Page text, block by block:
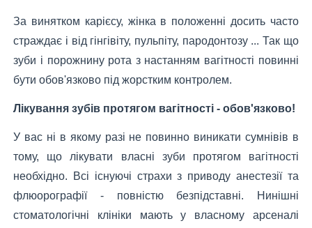
За винятком карієсу, жінка в положенні досить часто
страждає і від гінгівіту, пульпіту, пародонтозу ... Так що
зуби і порожнину рота з настанням вагітності повинні
бути обов'язково під жорстким контролем.
Лікування зубів протягом вагітності - обов'язково!
У вас ні в якому разі не повинно виникати сумнівів в
тому, що лікувати власні зуби протягом вагітності
необхідно. Всі існуючі страхи з приводу анестезії та
флюорографії - повністю безпідставні. Нинішні
стоматологічні клініки мають у власному арсеналі